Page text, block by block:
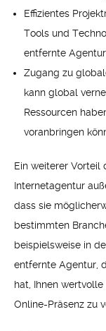
Effizientes
Tools und
entfernte
Zugang zu
kann global
Ressourcen
voranbringen
Ein weiterer Vorteil
Internetagentur
dass sie
bestimmten
beispielsweise in
entfernte Agentur,
hat, Ihnen
Online-Präsenz zu